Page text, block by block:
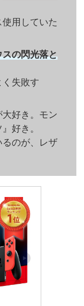
使用していた
の閃光落と
く失敗す
好き。モン
好き。
るのが、レザ